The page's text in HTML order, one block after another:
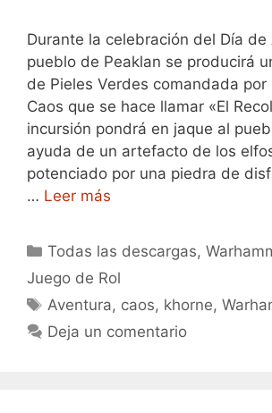
Durante la celebración del Día de
pueblo de Peaklan se producirá
de Pieles Verdes comandada por
Caos que se hace llamar «El
incursión pondrá en jaque al
ayuda de un artefacto de los
potenciado por una piedra de
… Leer más
Categorías
Todas las descargas,
Juego de Rol
Etiquetas
Aventura, caos, khorne,
Deja un comentario